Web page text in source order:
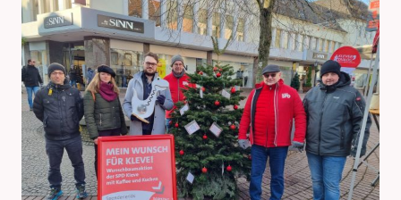
GRENZE